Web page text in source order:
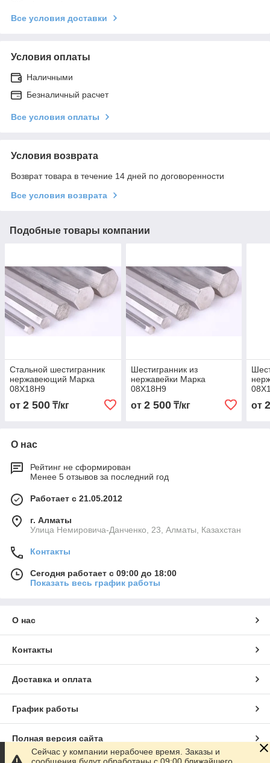
Все условия доставки
Условия оплаты
Наличными
Безналичный расчет
Все условия оплаты
Условия возврата
Возврат товара в течение 14 дней по договоренности
Все условия возврата
Подобные товары компании
Стальной шестигранник
нержавеющий Марка
08Х18Н9
от 2 500 ₸/кг
Шестигранник из
нержавейки Марка
08Х18Н9
от 2 500₸/кг от
О нас
Рейтинг не сформирован
Менее 5 отзывов за последний год
Работает с 21.05.2012
г. Алматы
Улица Немировича-Данченко, 23, Алматы, Казахстан
Контакты
Сегодня работает с 09:00 до 18:00
Показать весь график работы
О нас
Контакты
Доставка и оплата
График работы
Полная версия сайта
Сейчас у компании нерабочее время. Заказы и